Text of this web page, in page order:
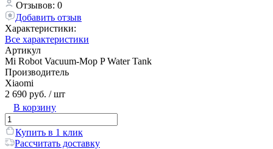
Отзывов: 0
Добавить отзыв
Характеристики:
Все характеристики
Артикул
Mi Robot Vacuum-Mop P Water Tank
Производитель
Xiaomi
2 690 руб. / шт
В корзину
Купить в 1 клик
Рассчитать доставку